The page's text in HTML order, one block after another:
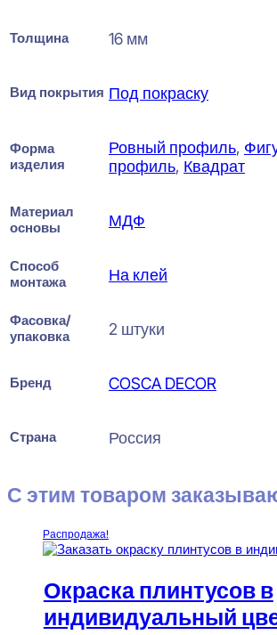
Толщина 16 мм
Вид покрытия Под покраску
Форма
изделия
Ровный профиль,
профиль, Квадрат
Материал
основы
МДФ
Способ
монтажа
На клей
Фасовка/
упаковка
2 штуки
Бренд COSCA DECOR
Страна Россия
С этим товаром
Распродажа!
Окраска плинтусов в
индивидуальный